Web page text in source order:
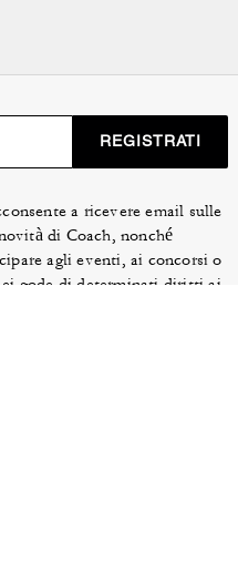
taille et à vos tenues.
la ceinture en cuir
vous accompagnera
REGISTRATI
a ricevere email sulle
di Coach, nonché
agli eventi, ai concorsi o
gode di determinati diritti ai